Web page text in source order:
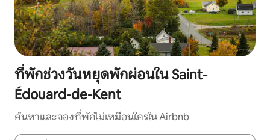
ที่พักช่วงวันหยุดพักผ่อนใน Saint-
Édouard-de-Kent
ค้นหาและจองที่พักไม่เหมือนใครใน Airbnb